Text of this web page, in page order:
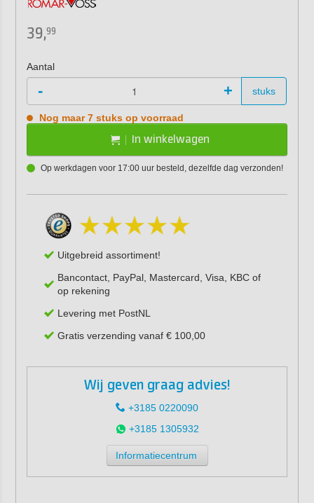
39,99
Aantal
- + stuks
Nog maar 7 stuks op voorraad
In winkelwagen
Op werkdagen voor 17:00 uur besteld, dezelfde dag verzonden!
Uitgebreid assortiment!
Bancontact, PayPal, Mastercard, Visa, KBC of
op rekening
Levering met PostNL
Gratis verzending vanaf € 100,00
Wij geven graag advies!
+3185 0220090
+3185 1305932
Informatiecentrum